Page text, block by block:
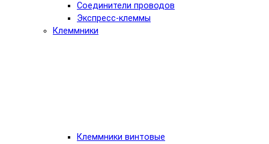
Соединители проводов
Экспресс-клеммы
Клеммники
Клеммники винтовые